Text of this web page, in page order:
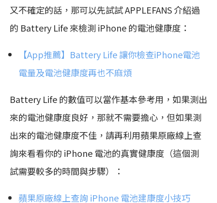
又不確定的話，那可以先試試 APPLEFANS 介紹過
的 Battery Life 來檢測 iPhone 的電池健康度：
【App推薦】Battery Life 讓你檢查iPhone電池
電量及電池健康度再也不麻煩
Battery Life 的數值可以當作基本參考用，如果測出
來的電池健康度良好，那就不需要擔心，但如果測
出來的電池健康度不佳，請再利用蘋果原廠線上查
詢來看看你的 iPhone 電池的真實健康度（這個測
試需要較多的時間與步驟）：
蘋果原廠線上查詢 iPhone 電池建康度小技巧